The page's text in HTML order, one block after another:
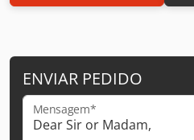
ENVIAR PEDIDO
Mensagem*